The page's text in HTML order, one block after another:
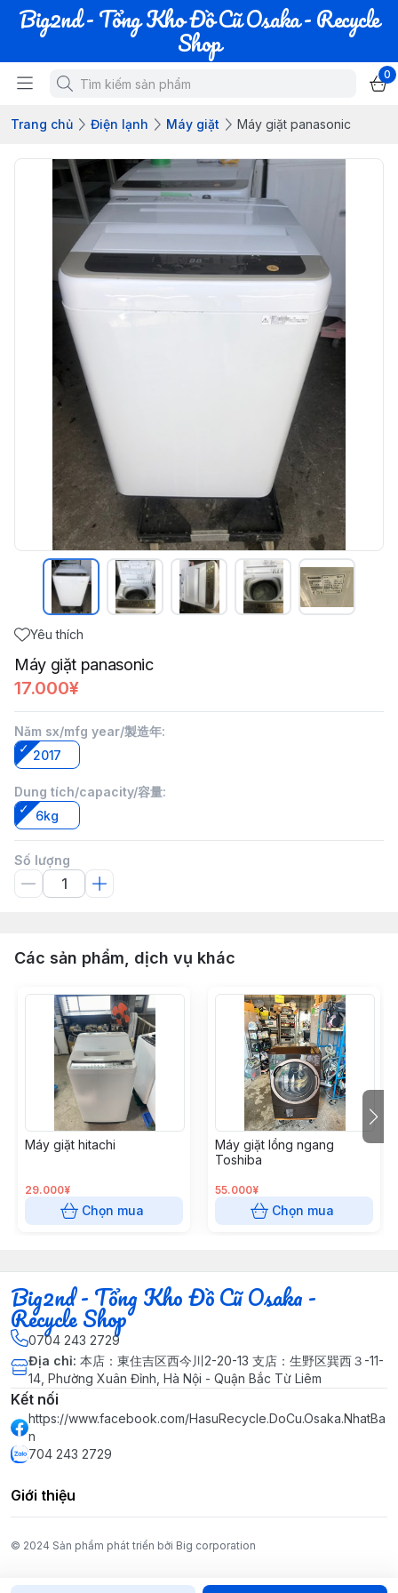
Big2nd - Tổng Kho Đồ Cũ Osaka - Recycle
Shop
0
Trang chủ Điện lạnh Máy giặt Máy giặt panasonic
Yêu thích
Máy giặt panasonic
17.000¥
Năm sx/mfg year/製造年:
2017
Dung tích/capacity/容量:
6kg
Số lượng
Các sản phẩm, dịch vụ khác
Máy giặt hitachi
29.000¥
Chọn mua
Máy giặt lồng ngang
Toshiba
55.000¥
Chọn mua
Big2nd - Tổng Kho Đồ Cũ Osaka -
Recycle Shop
0704 243 2729
Địa chỉ: 本店：東住吉区西今川2-20-13 支店：生野区巽西３-11-
14, Phường Xuân Đỉnh, Hà Nội - Quận Bắc Từ Liêm
Kết nối
https://www.facebook.com/HasuRecycle.DoCu.Osaka.NhatBa
n
704 243 2729
Giới thiệu
© 2024 Sản phẩm phát triển bởi Big corporation